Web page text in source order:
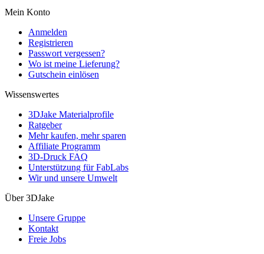
Mein Konto
Anmelden
Registrieren
Passwort vergessen?
Wo ist meine Lieferung?
Gutschein einlösen
Wissenswertes
3DJake Materialprofile
Ratgeber
Mehr kaufen, mehr sparen
Affiliate Programm
3D-Druck FAQ
Unterstützung für FabLabs
Wir und unsere Umwelt
Über 3DJake
Unsere Gruppe
Kontakt
Freie Jobs